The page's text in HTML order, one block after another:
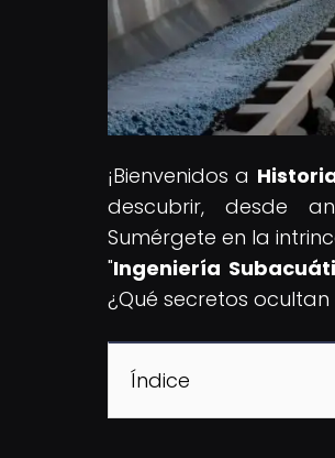
¡Bienvenidos a
descubrir, desde
Sumérgete en la
"Ingeniería
¿Qué secretos
Índice